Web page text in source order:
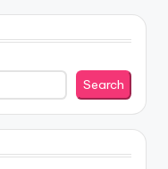
Search